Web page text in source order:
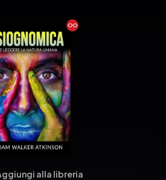
alla libreria